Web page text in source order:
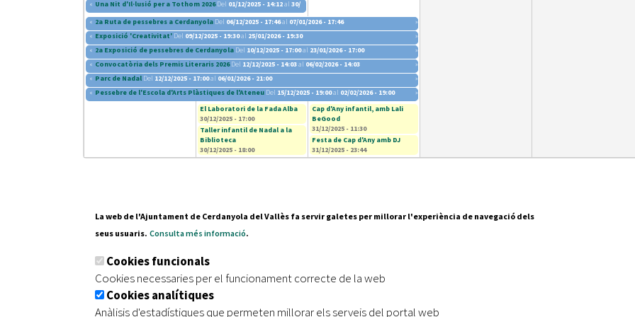
« Una Nit d'Il·lusió per a Tothom 2026 Del 01/12/2025 - 14:12al 30/12/2025 - 15:00
« 2a Ruta de pessebres a Cerdanyola Del 06/12/2025 - 17:46al 07/01/2026 - 17:46
»
« Exposició 'Creativitat' Del 09/12/2025 - 19:30al 25/01/2026 - 19:30
»
« 2a Exposició de pessebres de Cerdanyola Del 10/12/2025 - 17:00al 23/01/2026 - 17:00
»
« Convocatòria dels Premis Literaris 2026 Del 12/12/2025 - 14:03al 06/02/2026 - 14:03
»
« Parc de Nadal Del 12/12/2025 - 17:00al 06/01/2026 - 21:00
»
« Pessebre de l'Escola d'Arts Plàstiques de l'Ateneu Del 15/12/2025 - 19:00al 02/02/2026 - 19:00
»
El Laboratori de la Fada Alba
30/12/2025 - 17:00
Taller infantil de Nadal a la
Biblioteca
30/12/2025 - 18:00
Cap d'Any infantil, amb Lali
BeGood
31/12/2025 - 11:30
Festa de Cap d'Any amb DJ
31/12/2025 - 23:44
Tel. 935 80 88 88
La web de l'Ajuntament de Cerdanyola del Vallès fa servir galetes per millorar l'experiència de navegació dels
seus usuaris. Consulta més informació.
Cookies funcionals
Cookies necessaries per el funcionament correcte de la web
Cookies analítiques
Anàlisis d'estadístiques que permeten millorar els serveis del portal web